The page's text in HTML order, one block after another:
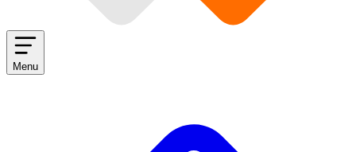
Menu